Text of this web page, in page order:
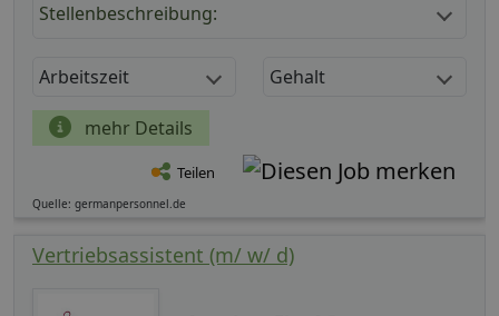
Stellenbeschreibung:
Arbeitszeit Gehalt
mehr Details
Teilen
Quelle: germanpersonnel.de
Vertriebsassistent (m/ w/ d)